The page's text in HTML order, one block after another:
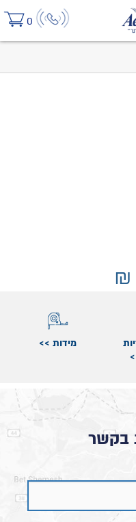
0
₪
מידות >>
בקשר